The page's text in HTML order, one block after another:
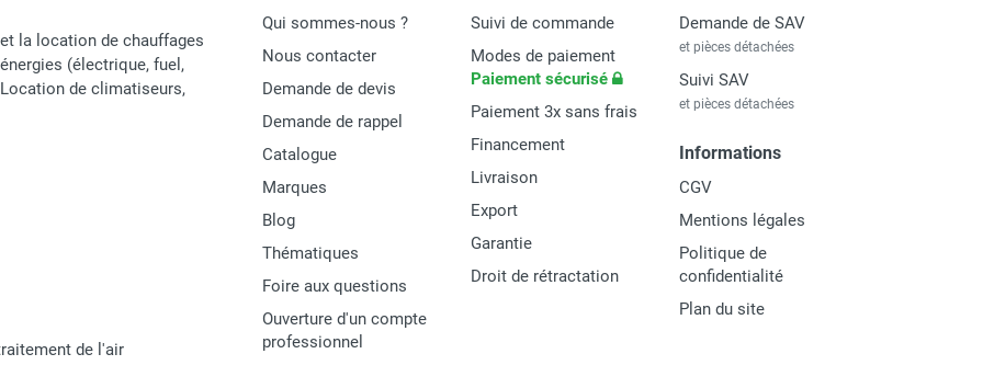
la location de chauffages
(électrique, fuel,
de climatiseurs,
de l'air
Qui sommes-nous ?
Nous contacter
Demande de devis
Demande de rappel
Catalogue
Marques
Blog
Thématiques
Foire aux questions
Ouverture d'un compte
professionnel
Suivi de commande
Modes de paiement
Paiement sécurisé
Paiement 3x sans frais
Financement
Livraison
Export
Garantie
Droit de rétractation
Demande de SAV
et pièces détachées
Suivi SAV
et pièces détachées
Informations
CGV
Mentions légales
Politique de
confidentialité
Plan du site